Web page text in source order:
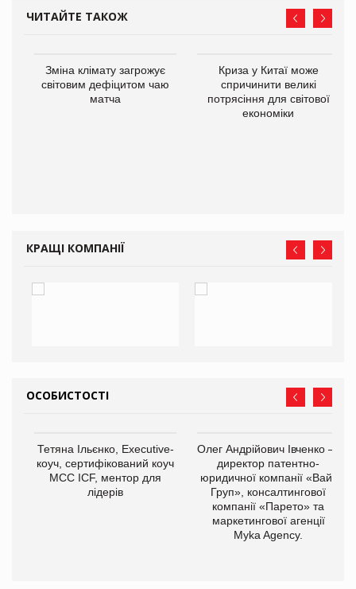
ЧИТАЙТЕ ТАКОЖ
Зміна клімату загрожує
світовим дефіцитом чаю
матча
Криза у Китаї може
спричинити великі
потрясіння для світової
економіки
КРАЩІ КОМПАНІЇ
ОСОБИСТОСТІ
Тетяна Ільєнко, Executive-
коуч, сертифікований коуч
МСС ICF, ментор для
лідерів
Олег Андрійович Івченко —
директор патентно-
юридичної компанії «Вайз
Груп», консалтингової
компанії «Парето» та
маркетингової агенції
Myka Agency.